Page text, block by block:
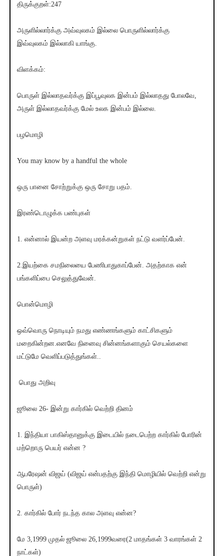
திருக்குறள்:247
அருளில்லார்க்கு அவ்வுலகம் இல்லை பொருளில்லார்க்கு
இவ்வுலகம் இல்லாகி யாங்கு.
விளக்கம்:
பொருள் இல்லாதவர்க்கு இப்பூவுலக இன்பம் இல்லாதது போலவே,
அருள் இல்லாதவர்க்கு மேல் உலக இன்பம் இல்லை.
பழமொழி
You may know by a handful the whole
ஒரு பானை சோற்றுக்கு ஒரு சோறு பதம்.
இரண்டொழுக்க பண்புகள்
1. என்னால் இயன்ற அளவு மரக்கன்றுகள் நட்டு வளர்ப்பேன்.
2.இயற்கை சமநிலையை பேணிபாதுகாப்பேன். அதற்காக என்
பங்களிப்பை செலுத்துவேன்.
பொன்மொழி
ஒவ்வொரு நொடியும் நமது எண்ணங்களும் காட்சிகளும்
மறைகின்றன.எனவே நினைவு சின்னங்களாகும் செயல்களை
மட்டுமே வெளிப்படுத்துங்கள்..
பொது அறிவு
ஜூலை 26- இன்று கார்கில் வெற்றி தினம்
1. இந்தியா பாகிஸ்தானுக்கு இடையில் நடைபெற்ற கார்கில் போரின்
மற்றொரு பெயர் என்ன ?
ஆபரேஷன் விஜய் (விஜய் என்பதற்கு இந்தி மொழியில் வெற்றி என்று
பொருள்)
2. கார்கில் போர் நடந்த கால அளவு என்ன?
மே 3,1999 முதல் ஜூலை 26,1999வரை(2 மாதங்கள் 3 வாரங்கள் 2
நாட்கள்)